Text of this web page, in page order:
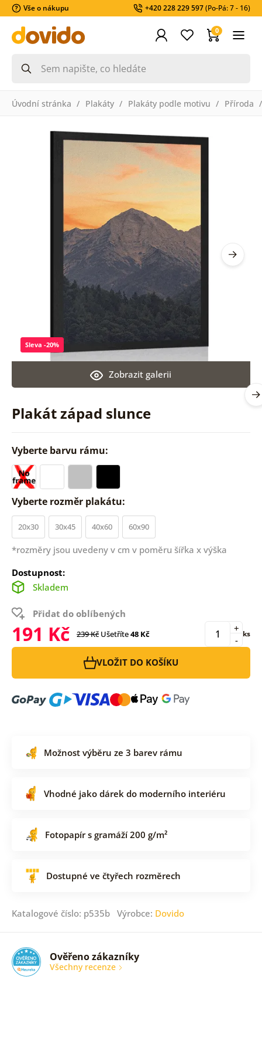
Vše o nákupu +420 228 229 597(Po-Pá: 7 - 16)
0
Úvodní stránka Plakáty Plakáty podle motivu Příroda
Plakát západ slunce
Zobrazit galerii
Sleva -20%
Vyberte barvu rámu:
Vyberte rozměr plakátu:
20x30 30x45 40x60 60x90
*rozměry jsou uvedeny v cm v poměru šířka x výška
Dostupnost:
Skladem
Přidat do oblíbených
191 Kč 239 Kč Ušetříte48 Kč -
+ ks
VLOŽIT DO KOŠÍKU
Možnost výběru ze 3 barev rámu
Vhodné jako dárek do moderního interiéru
Fotopapír s gramáží 200 g/m²
Dostupné ve čtyřech rozměrech
Katalogové číslo: p535b Výrobce: Dovido
Ověřeno zákazníky
Všechny recenze